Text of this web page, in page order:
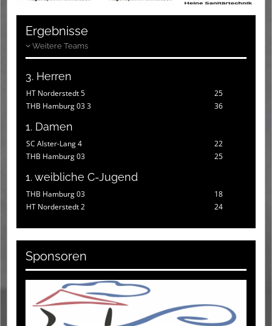
Ergebnisse
Weitere Teams
3. Herren
HT Norderstedt 5
25
THB Hamburg 03 3
36
1. Damen
SC Alster-Lang 4
22
THB Hamburg 03
25
1. weibliche C-Jugend
THB Hamburg 03
18
HT Norderstedt 2
24
Sponsoren